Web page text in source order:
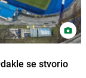
se stvorio